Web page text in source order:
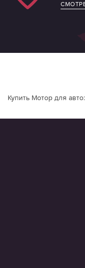
Купить Мотор для авто: